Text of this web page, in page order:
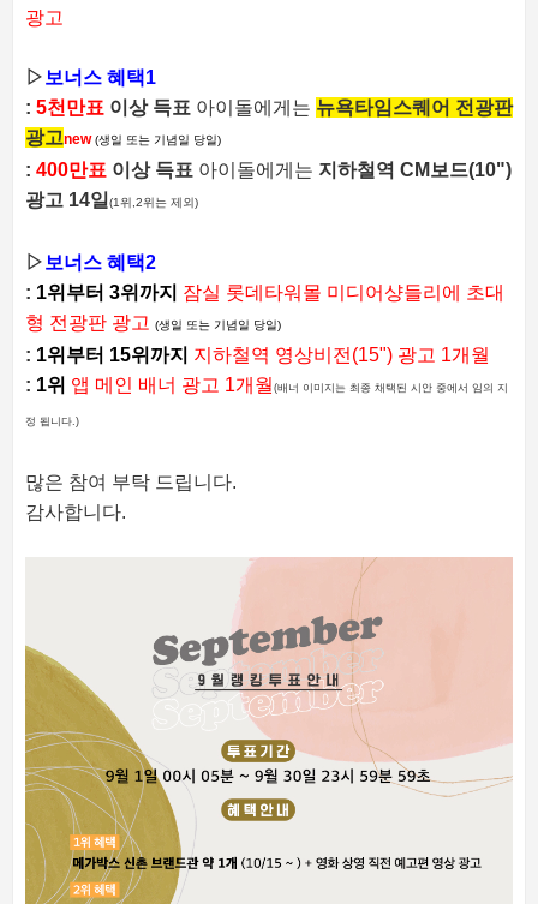
광고
▷보너스 혜택1
: 5천만표 이상 득표 아이돌에게는 뉴욕타임스퀘어 전광판
광고new(생일 또는 기념일 당일)
: 400만표 이상 득표 아이돌에게는 지하철역 CM보드(10")
광고 14일 (1위,2위는 제외)
▷보너스 혜택2
: 1위부터 3위까지 잠실 롯데타워몰 미디어샹들리에 초대
형 전광판 광고 (생일 또는 기념일 당일)
: 1위부터 15위까지 지하철역 영상비전(15") 광고 1개월
: 1위 앱 메인 배너 광고 1개월 (배너 이미지는 최종 채택된 시안 중에서 임의 지
정 됩니다.)
많은 참여 부탁 드립니다.
감사합니다.